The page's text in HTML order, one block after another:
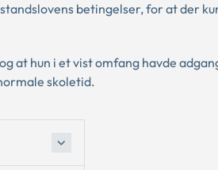
betingelser, for at der
at hun i et vist omfang havde
skoletid.